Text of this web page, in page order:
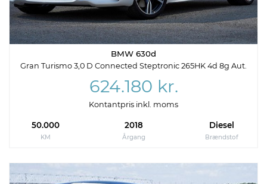
BMW 630d
Gran Turismo 3,0 D Connected Steptronic 265HK 4d 8g Aut.
624.180 kr.
Kontantpris inkl. moms
50.000
KM
2018
Årgang
Diesel
Brændstof